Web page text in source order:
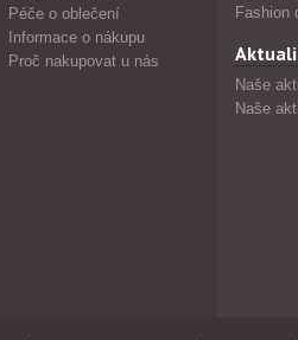
Péče o oblečení
Informace o nákupu
Proč nakupovat u nás
Fashion
Naše
Naše